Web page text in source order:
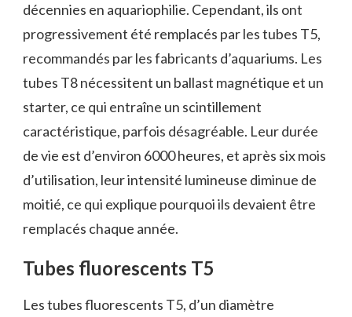
décennies en aquariophilie. Cependant, ils ont
progressivement été remplacés par les tubes T5,
recommandés par les fabricants d’aquariums. Les
tubes T8 nécessitent un ballast magnétique et un
starter, ce qui entraîne un scintillement
caractéristique, parfois désagréable. Leur durée
de vie est d’environ 6000 heures, et après six mois
d’utilisation, leur intensité lumineuse diminue de
moitié, ce qui explique pourquoi ils devaient être
remplacés chaque année.
Tubes fluorescents T5
Les tubes fluorescents T5, d’un diamètre